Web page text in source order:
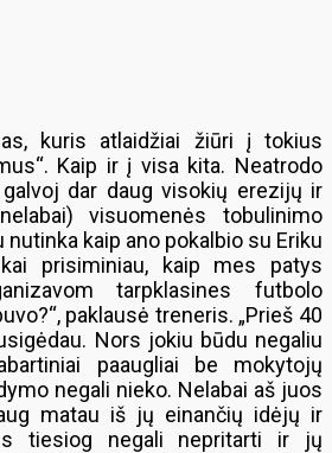
kuris atlaidžiai žiūri į tokius
Kaip ir į visa kita. Neatrodo
dar daug visokių erezijų ir
visuomenės tobulinimo
nutinka kaip ano pokalbio su Eriku
kai prisiminiau, kaip mes patys
tarpklasines futbolo
paklausė treneris. „Prieš 40
Nors jokiu būdu negaliu
paaugliai be mokytojų
negali nieko. Nelabai aš juos
matau iš jų einančių idėjų ir
tiesiog negali nepritarti ir jų